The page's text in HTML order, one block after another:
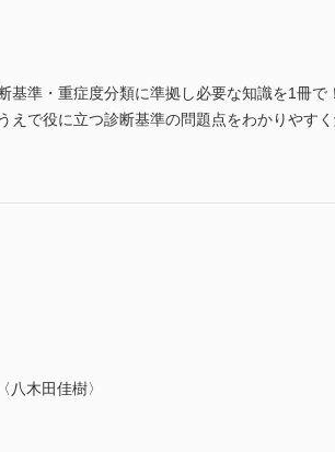
準・重症度分類に準拠し必要な知識を1冊で
で役に立つ診断基準の問題点をわかりやす
木田佳樹〉